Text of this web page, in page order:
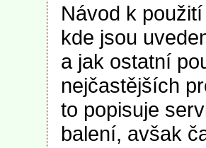
Návod k
kde jsou
a jak ostatní
nejčastějších
to popisuje
balení, avšak